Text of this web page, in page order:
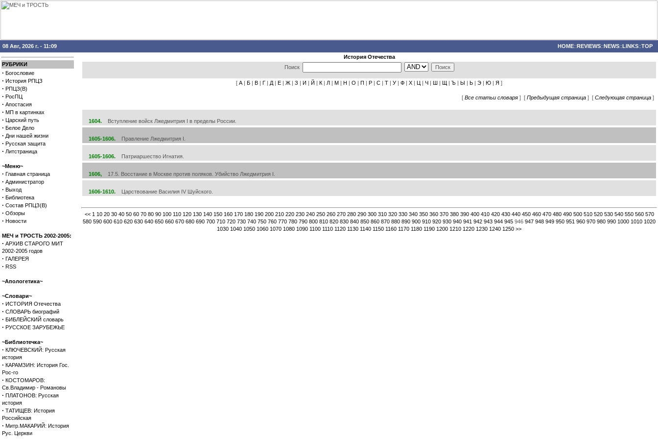
08 Авг, 2026 г. - 11:09 HOME::REVIEWS::NEWS::LINKS::TOP
РУБРИКИ
· Богословие
· История РПЦЗ
· РПЦЗ(В)
· РосПЦ
· Апостасия
· МП в картинках
· Царский путь
· Белое Дело
· Дни нашей жизни
· Русская защита
· Литстраница
~Меню~
· Главная страница
· Администратор
· Выход
· Библиотека
· Состав РПЦЗ(В)
· Обзоры
· Новости
МЕЧ и ТРОСТЬ 2002-2005:
· АРХИВ СТАРОГО МИТ
2002-2005 годов
· ГАЛЕРЕЯ
· RSS
~Апологетика~
~Словари~
· ИСТОРИЯ Отечества
· СЛОВАРЬ биографий
· БИБЛЕЙСКИЙ словарь
· РУССКОЕ ЗАРУБЕЖЬЕ
~Библиотечка~
· КЛЮЧЕВСКИЙ: Русская
история
· КАРАМЗИН: История Гос.
Рос-го
· КОСТОМАРОВ:
Св.Владимир - Романовы
· ПЛАТОНОВ: Русская
история
· ТАТИЩЕВ: История
Российская
· Митр.МАКАРИЙ: История
Рус. Церкви
История Отечества
Поиск
[ А | Б | В | Г | Д | Е | Ж | З | И | Й | К | Л | М | Н | О | П | Р | С | Т | У | Ф | Х | Ц | Ч | Ш | Щ | Ъ | Ы | Ь | Э | Ю | Я ]
[ Все статьи словаря ] [ Предыдущая страница ] [ Следующая страница ]
1604. Вступление войск Лжедмитрия I в пределы России.
1605-1606. Правление Лжедмитрия I.
1605-1606. Патриаршество Игнатия.
1606, 17.5. Восстание в Москве против поляков. Убийство Лжедмитрия I.
1606-1610. Царствование Василия IV Шуйского.
<< 1 10 20 30 40 50 60 70 80 90 100 110 120 130 140 150 160 170 180 190 200 210 220 230 240 250 260 270 280 290 300 310 320 330 340 350 360 370 380 390 400 410 420 430 440 450 460 470 480 490 500 510 520 530 540 550 560 570
580 590 600 610 620 630 640 650 660 670 680 690 700 710 720 730 740 750 760 770 780 790 800 810 820 830 840 850 860 870 880 890 900 910 920 930 940 941 942 943 944 945 946 947 948 949 950 951 960 970 980 990 1000 1010 1020
1030 1040 1050 1060 1070 1080 1090 1100 1110 1120 1130 1140 1150 1160 1170 1180 1190 1200 1210 1220 1230 1240 1250 >>